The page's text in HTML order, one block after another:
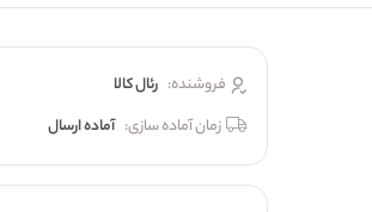
فروشنده: رئال كالا
زمان آماده سازی: آماده ارسال